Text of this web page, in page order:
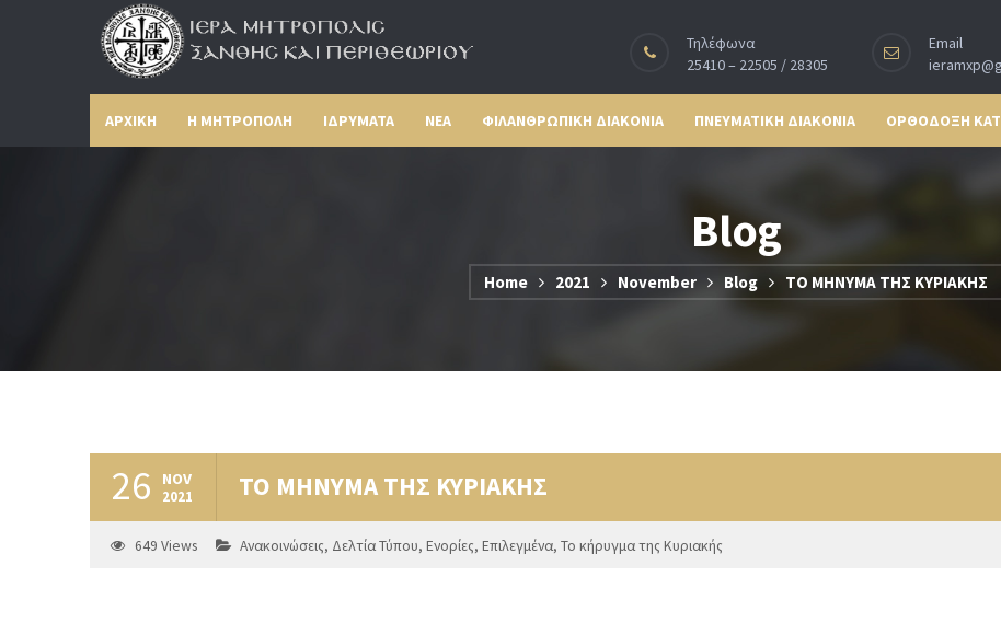
Τηλέφωνα
25410 – 22505 / 28305
Email
ΑΡΧΙΚΗ Η ΜΗΤΡΟΠΟΛΗ ΙΔΡΥΜΑΤΑ ΝΕΑ ΦΙΛΑΝΘΡΩΠΙΚΗ ΔΙΑΚΟΝΙΑ ΠΝΕΥΜΑΤΙΚΗ ΔΙΑΚΟΝΙΑ ΟΡΘΟΔΟΞΗ
Blog
Home 2021 November Blog ΤΟ ΜΗΝΥΜΑ ΤΗΣ ΚΥΡΙΑΚΗΣ
26 NOV
2021 ΤΟ ΜΗΝΥΜΑ ΤΗΣ ΚΥΡΙΑΚΗΣ
649 Views Ανακοινώσεις, Δελτία Τύπου, Ενορίες, Επιλεγμένα, Το κήρυγμα της Κυριακής